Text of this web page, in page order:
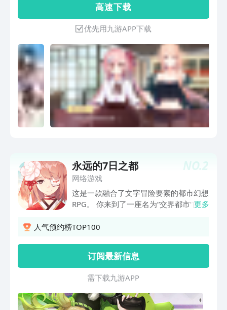
——————————————————
———— 1、《Iris+》剧情中新增G3线
和若干人物支线，请各位期待的玩家慢慢
发掘游戏的乐趣。 2、《Iris+》的内容量
接近前作的两倍，但由于采用了新的压缩
优化技术，包体大小比前作有所减少，内
存占用也得到了优化。通过平台、Bilibili
游戏中心下载的玩家，届时通过平台直接
更新版本即可。 3、《Iris+》将推出iOS
版本和PC版本，具体发布情况将另行通
知。 4、这次的版本还是免费的，请各位
群:613197139 4群暂不开放 5群：
108894637
高 速 下 载
优先用九游APP下载
NO.2
永远的7日之都
网络游戏
这是一款融合了文字冒险要素的都市幻想
RPG。 你来到了一座名为“交界都市”的现
循环重置。每一次的7日轮回，都经历着
轮回，“交界都市”这个箱庭中的世界终于
迎来全新变化，第二神明降临，揭开了世
界真相的一角…… 两载轮回，箱庭新生。
在全新的7日轮回里，是否能够迎来那个
让所有人都幸福的世界？
更多
人气预约榜TOP100
订阅最新信息
需 下 载 九 游 A P P